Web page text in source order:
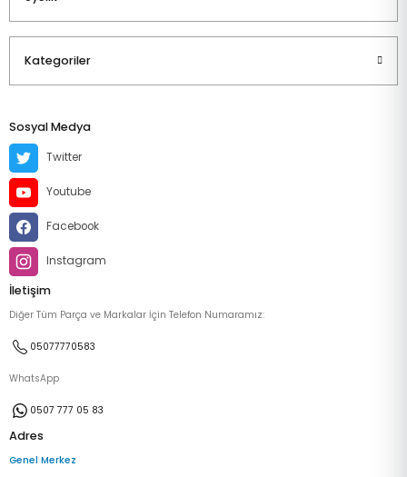
Kategoriler
Sosyal Medya
Twitter
Youtube
Facebook
Instagram
İletişim
Diğer Tüm Parça ve Markalar İçin Telefon Numaramız:
05077770583
WhatsApp
0507 777 05 83
Adres
Genel Merkez